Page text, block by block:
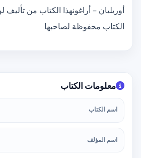
أوريليان – أراغونهذا الكتاب من
الكتاب محفوظة لصاحبها
معلومات الكتاب
اسم الكتاب
اسم المؤلف